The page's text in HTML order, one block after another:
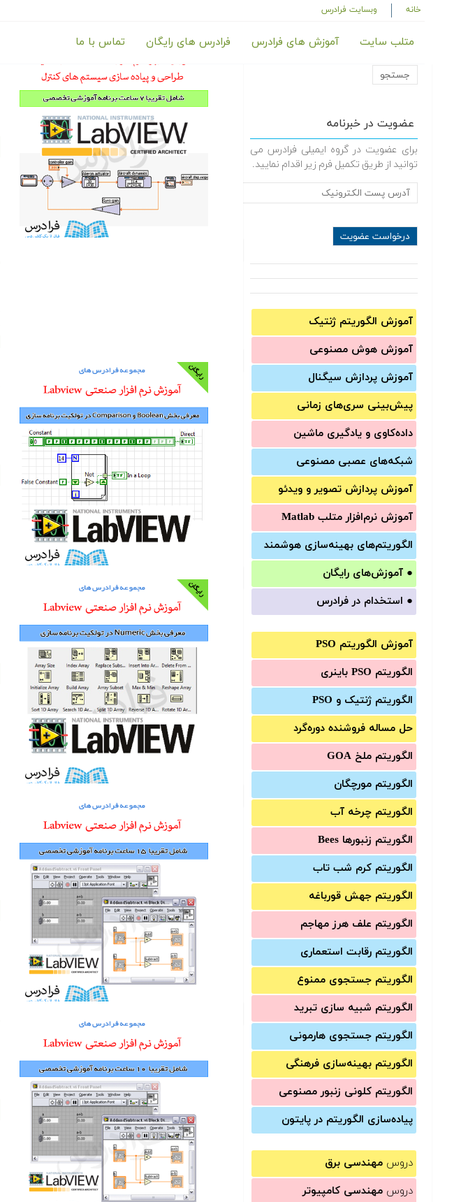
خانه وبسایت فرادرس
متلب سایت آموزش های فرادرس فرادرس های رایگان تماس با ما
عضویت در خبرنامه
برای عضویت در گروه ایمیلی فرادرس می
توانید از طریق تکمیل فرم زیر اقدام نمایید.
آموزش الگوریتم ژنتیک
آموزش‌ هوش مصنوعی
آموزش‌ پردازش سیگنال
پیش‌‌بینی سری‌‌های زمانی
داده‌کاوی و یادگیری ماشین
شبکه‌های عصبی مصنوعی
آموزش‌ پردازش تصویر و ویدئو
آموزش‌ نرم‌افزار متلب Matlab
الگوریتم‌های بهینه‌سازی هوشمند
● آموزش‌های رایگان
● استخدام در فرادرس
آموزش الگوریتم PSO
الگوریتم PSO باینری
الگوریتم ژنتیک و PSO
حل مساله فروشنده دوره‌گرد
الگوریتم ملخ GOA
الگوریتم مورچگان
الگوریتم چرخه آب
الگوریتم زنبورها Bees
الگوریتم کرم شب تاب
الگوریتم جهش قورباغه
الگوریتم علف هرز مهاجم
الگوریتم رقابت استعماری
الگوریتم جستجوی ممنوع
الگوریتم شبیه سازی تبرید
الگوریتم جستجوی هارمونی
الگوریتم بهینه‌سازی فرهنگی
الگوریتم کلونی زنبور مصنوعی
پیاده‌سازی الگوریتم در پایتون
دروس مهندسی برق
دروس مهندسی کامپیوتر